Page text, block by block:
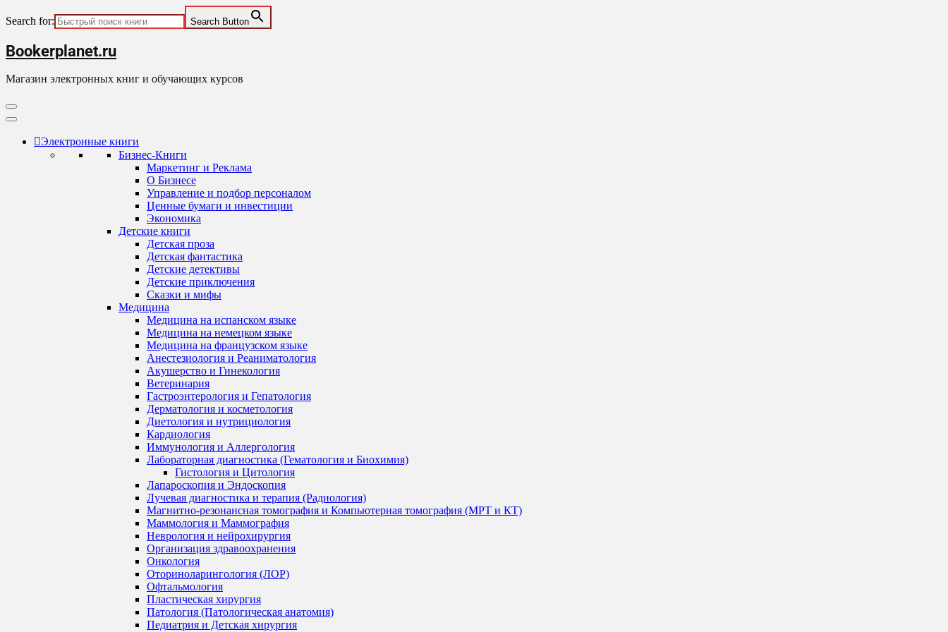
Search for: Search Button
Skip
to
content
Bookerplanet.ru
Магазин электронных книг и обучающих курсов
Primary
Menu
Электронные книги
Бизнес-Книги
Маркетинг и Реклама
О Бизнесе
Управление и подбор персоналом
Ценные бумаги и инвестиции
Экономика
Детские книги
Детская проза
Детская фантастика
Детские детективы
Детские приключения
Сказки и мифы
Медицина
Медицина на испанском языке
Медицина на немецком языке
Медицина на французском языке
Анестезиология и Реаниматология
Акушерство и Гинекология
Ветеринария
Гастроэнтерология и Гепатология
Дерматология и косметология
Диетология и нутрициология
Кардиология
Иммунология и Аллергология
Лабораторная диагностика (Гематология и Биохимия)
Гистология и Цитология
Лапароскопия и Эндоскопия
Лучевая диагностика и терапия (Радиология)
Магнитно-резонансная томография и Компьютерная томография (МРТ и КТ)
Маммология и Маммография
Неврология и нейрохирургия
Организация здравоохранения
Онкология
Оториноларингология (ЛОР)
Офтальмология
Пластическая хирургия
Патология (Патологическая анатомия)
Педиатрия и Детская хирургия